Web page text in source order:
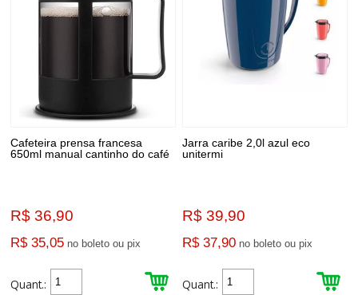
Cafeteira prensa francesa
650ml manual cantinho do café
R$ 36,90
R$ 35,05 no boleto ou pix
Quant.:
Jarra caribe 2,0l azul eco
unitermi
R$ 39,90
R$ 37,90 no boleto ou pix
Quant.: